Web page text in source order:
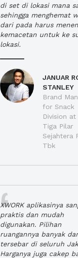
di set di lokasi mana
sehingga menghemat
dari pada harus
kemacetan untuk ke
lokasi.
JANUAR
STANLEY
Brand
for Snack
Division at
Tiga Pilar
Sejahtera
Tbk
XWORK aplikasinya
praktis dan mudah
digunakan. Pilihan
ruangannya banyak
tersebar di seluruh
Harganya juga cakep